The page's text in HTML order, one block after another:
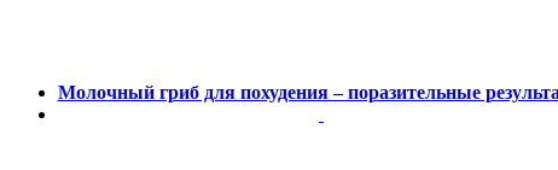
Молочный гриб для похудения – поразительные